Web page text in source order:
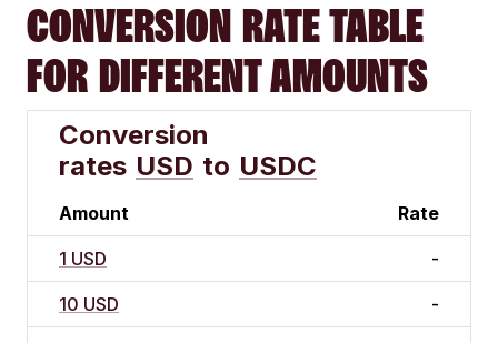
CONVERSION RATE TABLE
FOR DIFFERENT AMOUNTS
Conversion
rates USD to USDC
Amount Rate
1 USD -
10 USD -